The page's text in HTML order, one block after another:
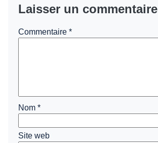
Laisser un commentaire
Commentaire *
Nom *
Site web